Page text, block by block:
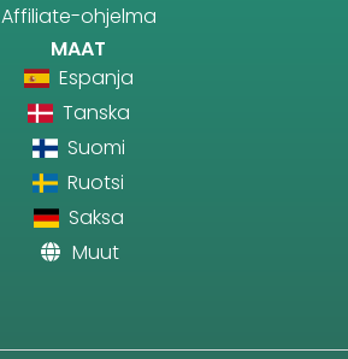
Affiliate-ohjelma
MAAT
Espanja
Tanska
Suomi
Ruotsi
Saksa
Muut